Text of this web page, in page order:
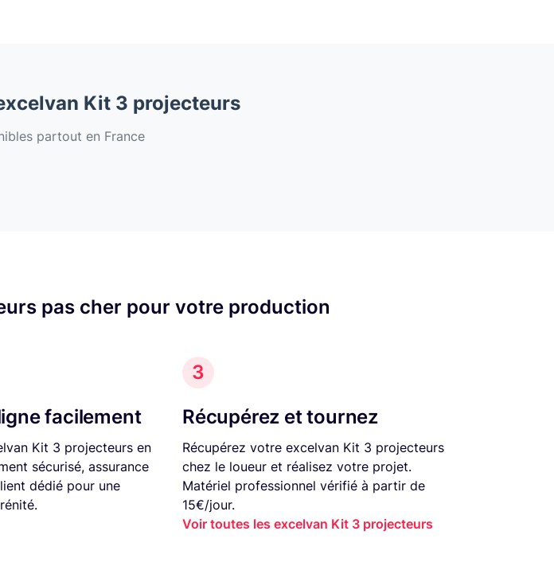
Kit 3 projecteurs
partout en France
pas cher pour votre production
facilement
Kit 3 projecteurs en
sécurisé, assurance
dédié pour une
3
Récupérez et tournez
Récupérez votre excelvan Kit 3 projecteurs
chez le loueur et réalisez votre projet.
Matériel professionnel vérifié à partir de
15€/jour.
Voir toutes les excelvan Kit 3 projecteurs